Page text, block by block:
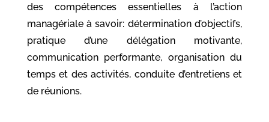
des compétences essentielles à l’action
managériale à savoir: détermination d’objectifs,
pratique d’une délégation motivante,
communication performante, organisation du
temps et des activités, conduite d’entretiens et
de réunions.